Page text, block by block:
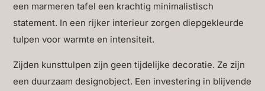
een marmeren tafel een krachtig minimalistisch
statement. In een rijker interieur zorgen diepgekleurde
tulpen voor warmte en intensiteit.
Zijden kunsttulpen zijn geen tijdelijke decoratie. Ze zijn
een duurzaam designobject. Een investering in blijvende